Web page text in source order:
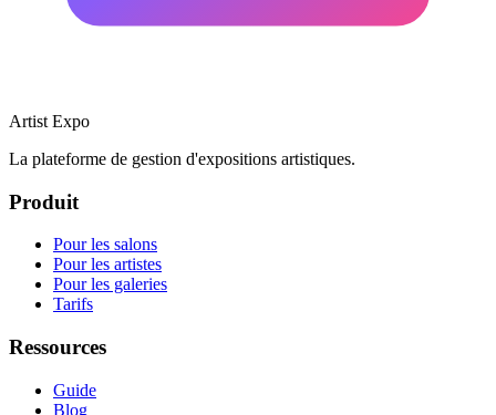
Artist Expo
La plateforme de gestion d'expositions artistiques.
Produit
Pour les salons
Pour les artistes
Pour les galeries
Tarifs
Ressources
Guide
Blog